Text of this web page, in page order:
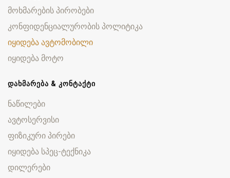
მოხმარების პირობები
კონფიდენციალურობის პოლიტიკა
იყიდება ავტომობილი
იყიდება მოტო
ᲓᲐᲮᲛᲐᲠᲔᲑᲐ & ᲙᲝᲜᲢᲐᲥᲢᲘ
ნაწილები
ავტოსერვისი
ფიზიკური პირები
იყიდება სპეც-ტექნიკა
დილერები